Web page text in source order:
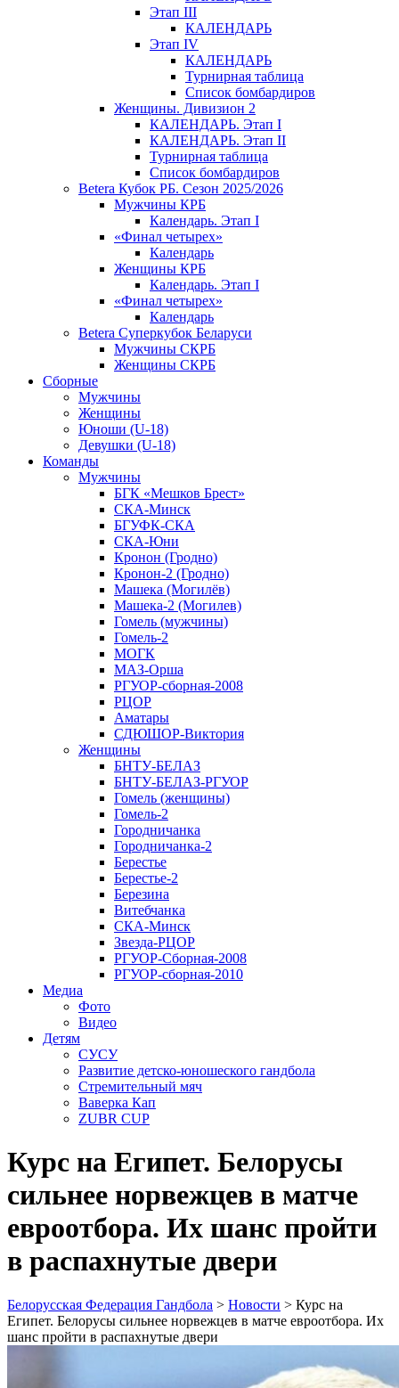
Этап III
КАЛЕНДАРЬ
Этап IV
КАЛЕНДАРЬ
Турнирная таблица
Список бомбардиров
Женщины. Дивизион 2
КАЛЕНДАРЬ. Этап I
КАЛЕНДАРЬ. Этап II
Турнирная таблица
Список бомбардиров
Betera Кубок РБ. Сезон 2025/2026
Мужчины КРБ
Календарь. Этап I
«Финал четырех»
Календарь
Женщины КРБ
Календарь. Этап I
«Финал четырех»
Календарь
Betera Суперкубок Беларуси
Мужчины СКРБ
Женщины СКРБ
Сборные
Мужчины
Женщины
Юноши (U-18)
Девушки (U-18)
Команды
Мужчины
БГК «Мешков Брест»
СКА-Минск
БГУФК-СКА
СКА-Юни
Кронон (Гродно)
Кронон-2 (Гродно)
Машека (Могилёв)
Машека-2 (Могилев)
Гомель (мужчины)
Гомель-2
МОГК
МАЗ-Орша
РГУОР-сборная-2008
РЦОР
Аматары
СДЮШОР-Виктория
Женщины
БНТУ-БЕЛАЗ
БНТУ-БЕЛАЗ-РГУОР
Гомель (женщины)
Гомель-2
Городничанка
Городничанка-2
Берестье
Берестье-2
Березина
Витебчанка
СКА-Минск
Звезда-РЦОР
РГУОР-Сборная-2008
РГУОР-сборная-2010
Медиа
Фото
Видео
Детям
СУСУ
Развитие детско-юношеского гандбола
Стремительный мяч
Ваверка Кап
ZUBR CUP
Курс на Египет. Белорусы
сильнее норвежцев в матче
евроотбора. Их шанс пройти
в распахнутые двери
Белорусская Федерация Гандбола > Новости > Курс на
Египет. Белорусы сильнее норвежцев в матче евроотбора. Их
шанс пройти в распахнутые двери